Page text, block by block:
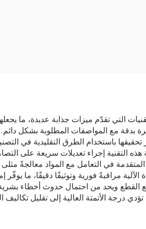
التي تقدّم ميزات جذابة عديدة، ما
بدقة مع المواصفات المطلوبة بشكل
باستخدام الطرق التقليدية في
هذه التقنية إجراء تعديلات سريعة على
المتقدمة في التعامل مع المواد معالجةً
مراقبةً فورية وتوثيقًا دقيقًا، ما يوفّر
القطع ويحد من احتمال حدوث أخطاء
درجة الأتمتة العالية إلى تقليل